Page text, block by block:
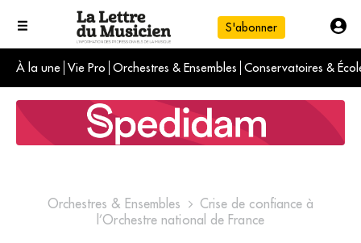
S'abonner
À la une Vie Pro Orchestres & Ensembles Conservatoires &
L'info du jour
Le numéro du mois
International
Orchestres & Ensembles
Crise de confiance à
l’Orchestre national de France